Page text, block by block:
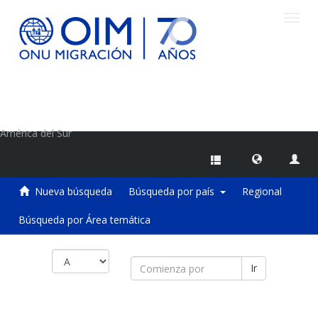
América del Sur
Nueva búsqueda Búsqueda por país Regional
Búsqueda por Área temática
Ir